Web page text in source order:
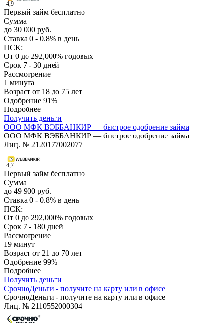
4,9
Первый займ бесплатно
Сумма
до 30 000 руб.
Ставка 0 - 0.8% в день
ПСК:
От 0 до 292,000% годовых
Срок 7 - 30 дней
Рассмотрение
1 минута
Возраст от 18 до 75 лет
Одобрение 91%
Подробнее
Получить деньги
ООО МФК ВЭББАНКИР — быстрое одобрение займа
ООО МФК ВЭББАНКИР — быстрое одобрение займа
Лиц. № 2120177002077
4,7
Первый займ бесплатно
Сумма
до 49 900 руб.
Ставка 0 - 0.8% в день
ПСК:
От 0 до 292,000% годовых
Срок 7 - 180 дней
Рассмотрение
19 минут
Возраст от 21 до 70 лет
Одобрение 99%
Подробнее
Получить деньги
СрочноДеньги - получите на карту или в офисе
СрочноДеньги - получите на карту или в офисе
Лиц. № 2110552000304